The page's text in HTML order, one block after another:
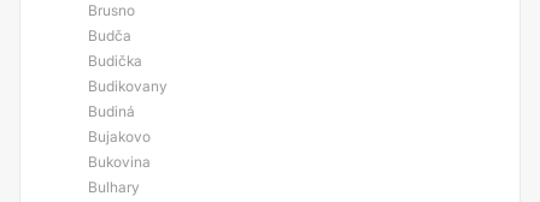
Brusno
Budča
Budička
Budikovany
Budiná
Bujakovo
Bukovina
Bulhary